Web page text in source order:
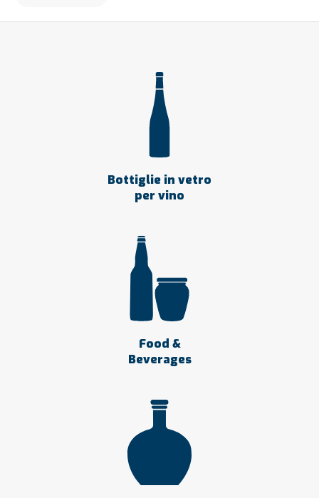
Bottiglie in vetro
per vino
Food &
Beverages